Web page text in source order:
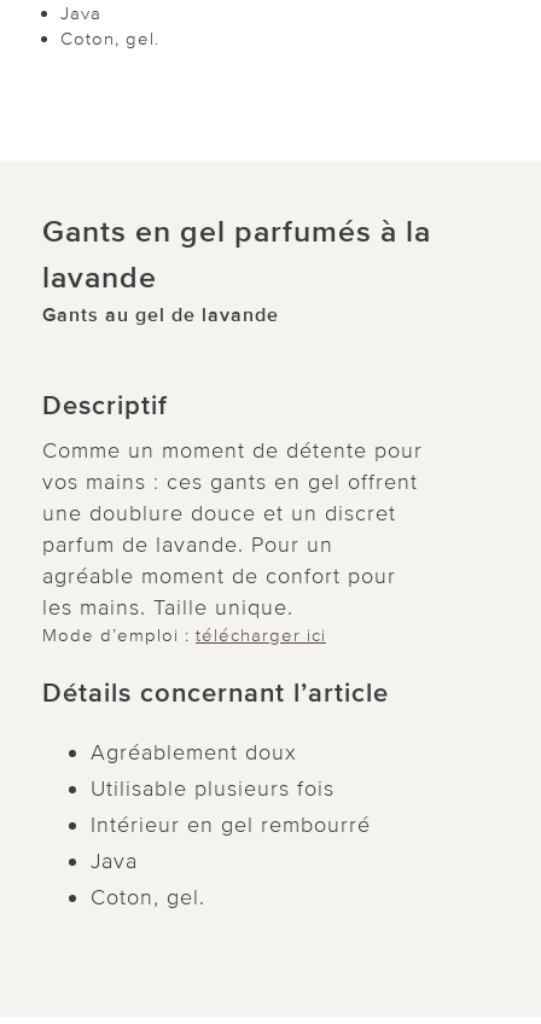
Java
Coton, gel.
Gants en gel parfumés à la
lavande
Gants au gel de lavande
Descriptif
Comme un moment de détente pour
vos mains : ces gants en gel offrent
une doublure douce et un discret
parfum de lavande. Pour un
agréable moment de confort pour
les mains. Taille unique.
Mode d’emploi : télécharger ici
Détails concernant l’article
Agréablement doux
Utilisable plusieurs fois
Intérieur en gel rembourré
Java
Coton, gel.